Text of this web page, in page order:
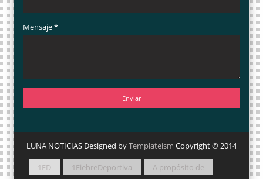
Mensaje*
LUNA NOTICIAS Designed byTemplateism Copyright © 2014
1FD 1FiebreDeportiva
A propósito de